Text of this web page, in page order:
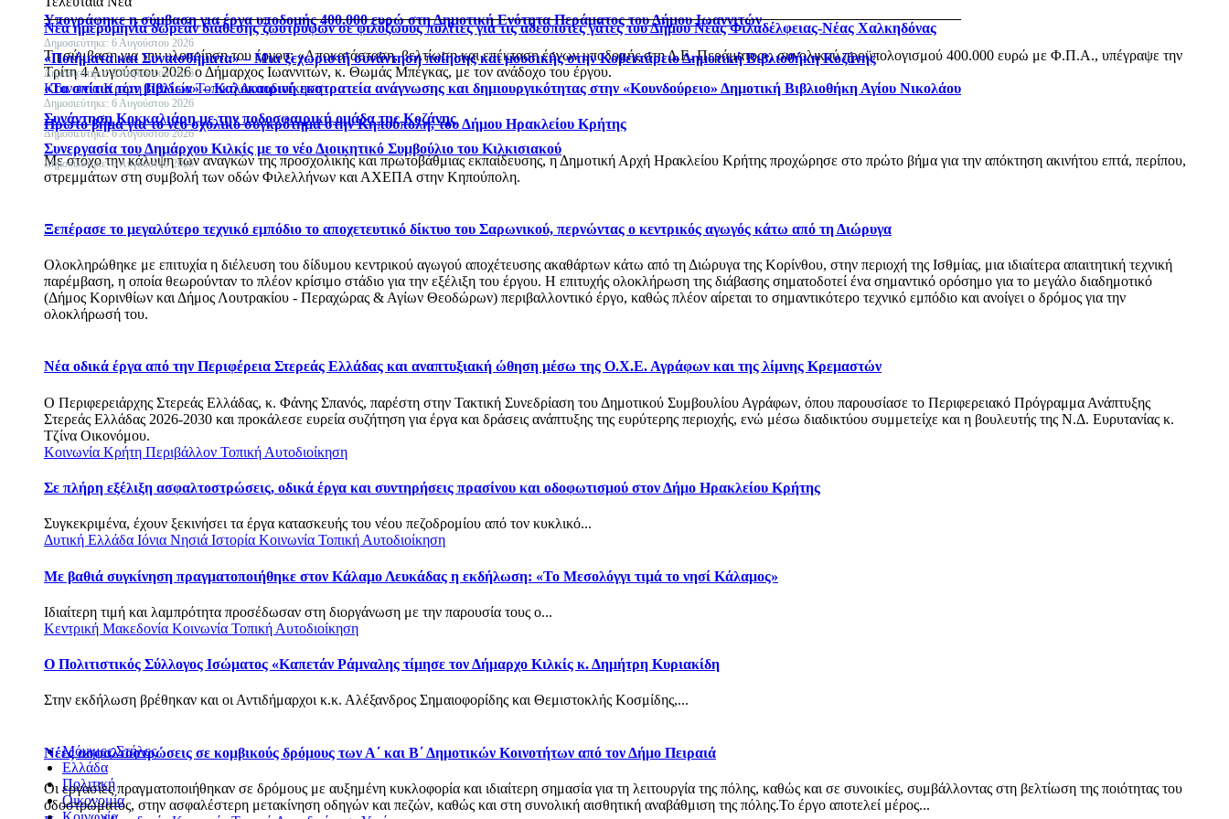
Υπογράφηκε η σύμβαση για έργα υποδομής 400.000 ευρώ στη Δημοτική Ενότητα Περάματος του Δήμου Ιωαννιτών
Τη σύμβαση για την υλοποίηση του έργου: «Αποκατάσταση, βελτίωση και επέκταση έργων υποδομής στη Δ.Ε. Περάματος», συνολικού προϋπολογισμού 400.000 ευρώ με Φ.Π.Α., υπέγραψε την
Τρίτη 4 Αυγούστου 2026 ο Δήμαρχος Ιωαννιτών, κ. Θωμάς Μπέγκας, με τον ανάδοχο του έργου.
ΚοινωνίαΚρήτηΠαιδείαΤοπική Αυτοδιοίκηση
Πρώτο βήμα για το νέο σχολικό συγκρότημα στην Κηπούπολη, του Δήμου Ηρακλείου Κρήτης
Με στόχο την κάλυψη των αναγκών της προσχολικής και πρωτοβάθμιας εκπαίδευσης, η Δημοτική Αρχή Ηρακλείου Κρήτης προχώρησε στο πρώτο βήμα για την απόκτηση ακινήτου επτά, περίπου,
στρεμμάτων στη συμβολή των οδών Φιλελλήνων και ΑΧΕΠΑ στην Κηπούπολη.
Ξεπέρασε το μεγαλύτερο τεχνικό εμπόδιο το αποχετευτικό δίκτυο του Σαρωνικού, περνώντας ο κεντρικός αγωγός κάτω από τη Διώρυγα
Ολοκληρώθηκε με επιτυχία η διέλευση του δίδυμου κεντρικού αγωγού αποχέτευσης ακαθάρτων κάτω από τη Διώρυγα της Κορίνθου, στην περιοχή της Ισθμίας, μια ιδιαίτερα απαιτητική τεχνική
παρέμβαση, η οποία θεωρούνταν το πλέον κρίσιμο στάδιο για την εξέλιξη του έργου. Η επιτυχής ολοκλήρωση της διάβασης σηματοδοτεί ένα σημαντικό ορόσημο για το μεγάλο διαδημοτικό
(Δήμος Κορινθίων και Δήμος Λουτρακίου - Περαχώρας & Αγίων Θεοδώρων) περιβαλλοντικό έργο, καθώς πλέον αίρεται το σημαντικότερο τεχνικό εμπόδιο και ανοίγει ο δρόμος για την
ολοκλήρωσή του.
Νέα οδικά έργα από την Περιφέρεια Στερεάς Ελλάδας και αναπτυξιακή ώθηση μέσω της Ο.Χ.Ε. Αγράφων και της λίμνης Κρεμαστών
Ο Περιφερειάρχης Στερεάς Ελλάδας, κ. Φάνης Σπανός, παρέστη στην Τακτική Συνεδρίαση του Δημοτικού Συμβουλίου Αγράφων, όπου παρουσίασε το Περιφερειακό Πρόγραμμα Ανάπτυξης
Στερεάς Ελλάδας 2026-2030 και προκάλεσε ευρεία συζήτηση για έργα και δράσεις ανάπτυξης της ευρύτερης περιοχής, ενώ μέσω διαδικτύου συμμετείχε και η βουλευτής της Ν.Δ. Ευρυτανίας κ.
Τζίνα Οικονόμου.
Κοινωνία Κρήτη Περιβάλλον Τοπική Αυτοδιοίκηση
Σε πλήρη εξέλιξη ασφαλτοστρώσεις, οδικά έργα και συντηρήσεις πρασίνου και οδοφωτισμού στον Δήμο Ηρακλείου Κρήτης
Συγκεκριμένα, έχουν ξεκινήσει τα έργα κατασκευής του νέου πεζοδρομίου από τον κυκλικό...
Δυτική Ελλάδα Ιόνια Νησιά Ιστορία Κοινωνία Τοπική Αυτοδιοίκηση
Με βαθιά συγκίνηση πραγματοποιήθηκε στον Κάλαμο Λευκάδας η εκδήλωση: «Το Μεσολόγγι τιμά το νησί Κάλαμος»
Ιδιαίτερη τιμή και λαμπρότητα προσέδωσαν στη διοργάνωση με την παρουσία τους ο...
Κεντρική Μακεδονία Κοινωνία Τοπική Αυτοδιοίκηση
Ο Πολιτιστικός Σύλλογος Ισώματος «Καπετάν Ράμναλης τίμησε τον Δήμαρχο Κιλκίς κ. Δημήτρη Κυριακίδη
Στην εκδήλωση βρέθηκαν και οι Αντιδήμαρχοι κ.κ. Αλέξανδρος Σημαιοφορίδης και Θεμιστοκλής Κοσμίδης,...
Νέες ασφαλτοστρώσεις σε κομβικούς δρόμους των Α΄ και Β΄ Δημοτικών Κοινοτήτων από τον Δήμο Πειραιά
Οι εργασίες πραγματοποιήθηκαν σε δρόμους με αυξημένη κυκλοφορία και ιδιαίτερη σημασία για τη λειτουργία της πόλης, καθώς και σε συνοικίες, συμβάλλοντας στη βελτίωση της ποιότητας του
οδοστρώματος, στην ασφαλέστερη μετακίνηση οδηγών και πεζών, καθώς και στη συνολική αισθητική αναβάθμιση της πόλης.Το έργο αποτελεί μέρος...
Νέα ημερομηνία δωρεάν διάθεσης ζωοτροφών σε φιλόζωους πολίτες για τις αδέσποτες γάτες του Δήμου Νέας Φιλαδέλφειας-Νέας Χαλκηδόνας
Δημοσιεύτηκε: 6 Αυγούστου 2026
«Ποιήματα και Συναισθήματα» – Μια ξεχωριστή συνάντηση ποίησης και μουσικής στην Κοβεντάρειο Δημοτική Βιβλιοθήκη Κοζάνης
Δημοσιεύτηκε: 6 Αυγούστου 2026
«Τα σπίτια των βιβλίων» – Καλοκαιρινή εκστρατεία ανάγνωσης και δημιουργικότητας στην «Κουνδούρειο» Δημοτική Βιβλιοθήκη Αγίου Νικολάου
Δημοσιεύτηκε: 6 Αυγούστου 2026
Συνάντηση Κοκκαλιάρη με την ποδοσφαιρική ομάδα της Κοζάνης
Δημοσιεύτηκε: 6 Αυγούστου 2026
Συνεργασία του Δημάρχου Κιλκίς με το νέο Διοικητικό Συμβούλιο του Κιλκισιακού
Δημοσιεύτηκε: 6 Αυγούστου 2026
Μόνιμες Στήλες
Ελλάδα
Πολιτική
Οικονομία